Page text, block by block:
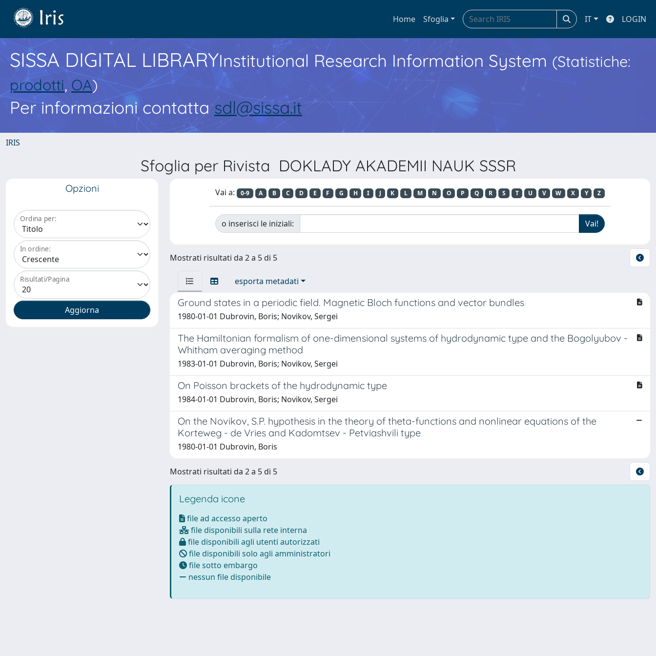
Home Sfoglia IT LOGIN
SISSA DIGITAL LIBRARYInstitutional Research Information System (Statistiche:
prodotti, OA)
Per informazioni contatta sdl@sissa.it
IRIS
Sfoglia per Rivista DOKLADY AKADEMII NAUK SSSR
Opzioni
Ordina per:
In ordine:
Risultati/Pagina
Vai a: 0-9 A B C D E F G H I J K L M N O P Q R S T U V W X Y Z
o inserisci le iniziali:
Mostrati risultati da 2 a 5 di 5
esporta metadati
Ground states in a periodic field. Magnetic Bloch functions and vector bundles
1980-01-01 Dubrovin, Boris; Novikov, Sergei
The Hamiltonian formalism of one-dimensional systems of hydrodynamic type and the Bogolyubov -
Whitham averaging method
1983-01-01 Dubrovin, Boris; Novikov, Sergei
On Poisson brackets of the hydrodynamic type
1984-01-01 Dubrovin, Boris; Novikov, Sergei
On the Novikov, S.P. hypothesis in the theory of theta-functions and nonlinear equations of the
Korteweg - de Vries and Kadomtsev - Petviashvili type
1980-01-01 Dubrovin, Boris
Mostrati risultati da 2 a 5 di 5
Legenda icone
file ad accesso aperto
file disponibili sulla rete interna
file disponibili agli utenti autorizzati
file disponibili solo agli amministratori
file sotto embargo
nessun file disponibile